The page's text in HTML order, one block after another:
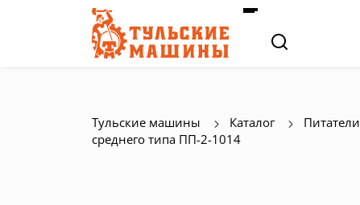
Тульские машины Каталог Питатели
среднего типа ПП-2-1014